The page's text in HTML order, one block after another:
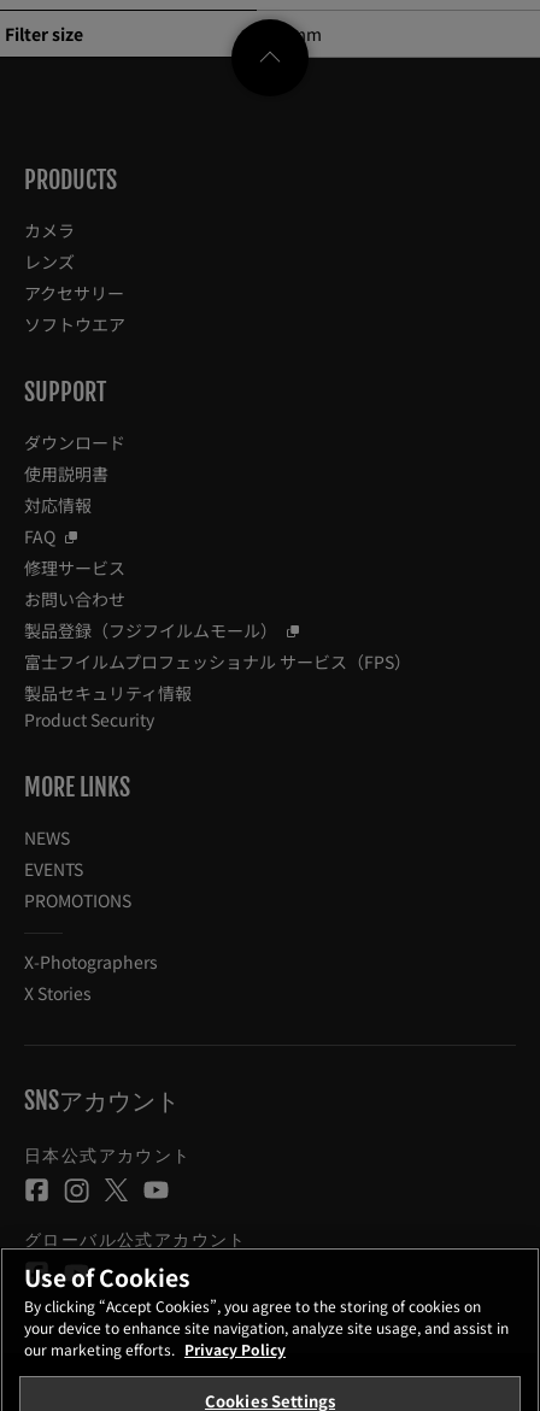
Filter size
ø72mm
PRODUCTS
カメラ
レンズ
アクセサリー
ソフトウエア
SUPPORT
ダウンロード
使用説明書
対応情報
FAQ
修理サービス
お問い合わせ
製品登録（フジフイルムモール）
富士フイルムプロフェッショナル サービス（FPS）
製品セキュリティ情報
Product Security
MORE LINKS
NEWS
EVENTS
PROMOTIONS
X-Photographers
X Stories
SNSアカウント
日本公式アカウント
グローバル公式アカウント
プライバシーポリシー
Use of Cookies
By clicking “Accept Cookies”, you agree to the storing of cookies on
your device to enhance site navigation, analyze site usage, and assist in
our marketing efforts. Privacy Policy
Cookies Settings